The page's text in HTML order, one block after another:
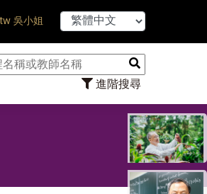
吳小姐
進階搜尋
【7/31】